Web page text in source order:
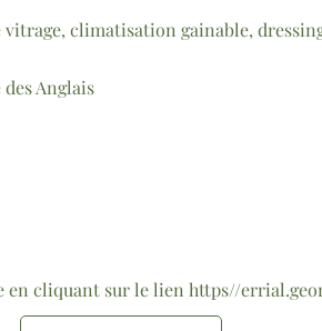
climatisation gainable,
Anglais
en cliquant sur le lien https//